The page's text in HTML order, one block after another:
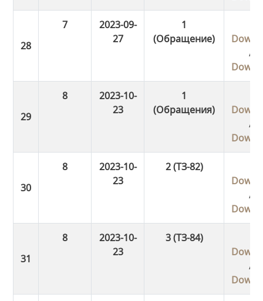
7
2023-09-
27
1
(Обращение)
/
8
2023-10-
23
1
(Обращения)
/
8
2023-10-
23
2 (ТЗ-82)
/
8
2023-10-
23
3 (ТЗ-84)
/